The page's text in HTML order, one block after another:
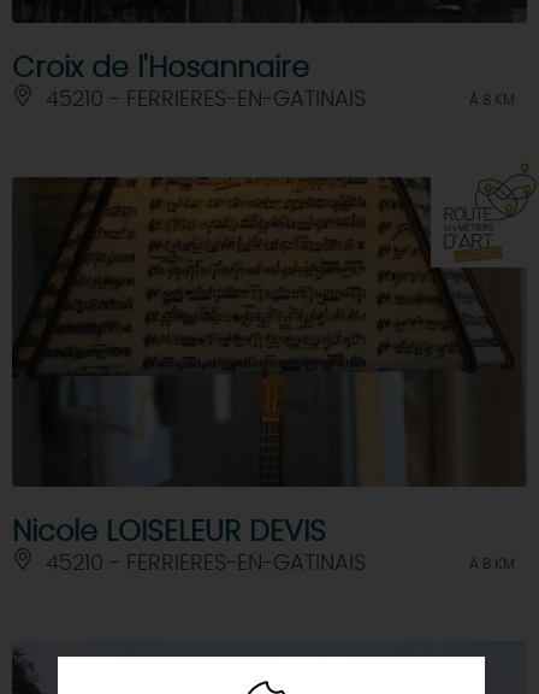
Croix de l'Hosannaire
45210 - FERRIERES-EN-GATINAIS À 8 KM
Nicole LOISELEUR DEVIS
45210 - FERRIERES-EN-GATINAIS À 8 KM